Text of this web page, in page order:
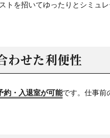
を招いてゆったりとシミュ
わせた利便性
約・入退室が可能です。仕事前